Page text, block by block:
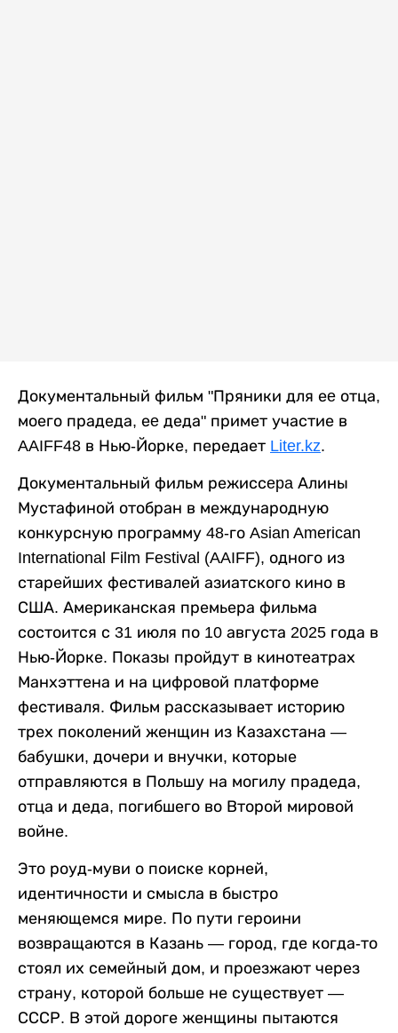
Документальный фильм "Пряники для еe отца,
моего прадеда, еe деда" примет участие в
AAIFF48 в Нью-Йорке, передает Liter.kz.
Документальный фильм режиссepa Алины
Мустафиной отобран в международную
конкурсную программу 48-го Asian American
International Film Festival (AAIFF), одного из
старейших фестивалей азиатского кино в
США. Американская премьера фильма
состоится с 31 июля по 10 августа 2025 года в
Нью-Йорке. Показы пройдут в кинотеатрах
Манхэттена и на цифровой платформе
фестиваля. Фильм рассказывает историю
трех поколений женщин из Казахстана —
бабушки, дочери и внучки, которые
отправляются в Польшу на могилу прадеда,
отца и деда, погибшего во Второй мировой
войне.
Это роуд-муви о поиске корней,
идентичности и смысла в быстро
меняющемся мире. По пути героини
возвращаются в Казань — город, где когда-то
стоял их семейный дом, и проезжают через
страну, которой больше не существует —
СССР. В этой дороге женщины пытаются